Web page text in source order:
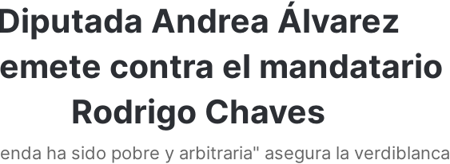
Andrea Álvarez
contra el mandatario
Rodrigo Chaves
ha sido pobre y arbitraria" asegura la verdiblanca